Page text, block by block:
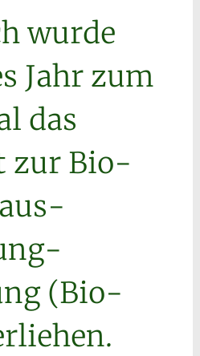
wurde
Jahr zum
das
zur Bio-
(Bio-